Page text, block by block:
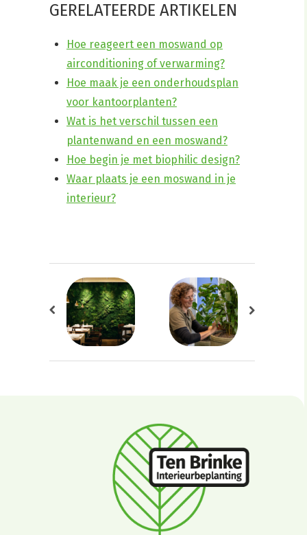
GERELATEERDE ARTIKELEN
Hoe reageert een moswand op
airconditioning of verwarming?
Hoe maak je een onderhoudsplan
voor kantoorplanten?
Wat is het verschil tussen een
plantenwand en een moswand?
Hoe begin je met biophilic design?
Waar plaats je een moswand in je
interieur?